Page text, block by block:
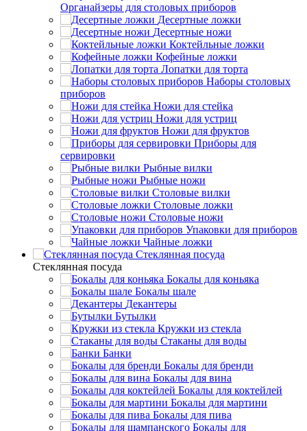
Органайзеры для столовых приборов
Десертные ложки
Десертные ножи
Коктейльные ложки
Кофейные ложки
Лопатки для торта
Наборы столовых
приборов
Ножи для стейка
Ножи для устриц
Ножи для фруктов
Приборы для
сервировки
Рыбные вилки
Рыбные ножи
Столовые вилки
Столовые ложки
Столовые ножи
Упаковки для приборов
Чайные ложки
Стеклянная посуда
Стеклянная посуда
Бокалы для коньяка
Бокалы шале
Декантеры
Бутылки
Кружки из стекла
Стаканы для воды
Банки
Бокалы для бренди
Бокалы для вина
Бокалы для коктейлей
Бокалы для мартини
Бокалы для пива
Бокалы для